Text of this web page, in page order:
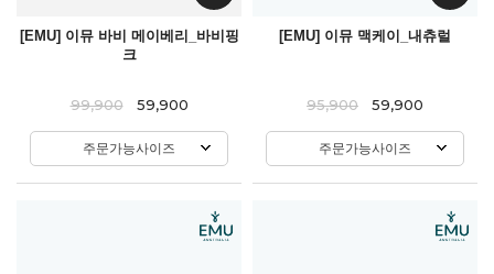
[EMU] 이뮤 바비 메이베리_바비핑
크
99,900 59,900
주문가능사이즈
[EMU] 이뮤 맥케이_내츄럴
95,900 59,900
주문가능사이즈